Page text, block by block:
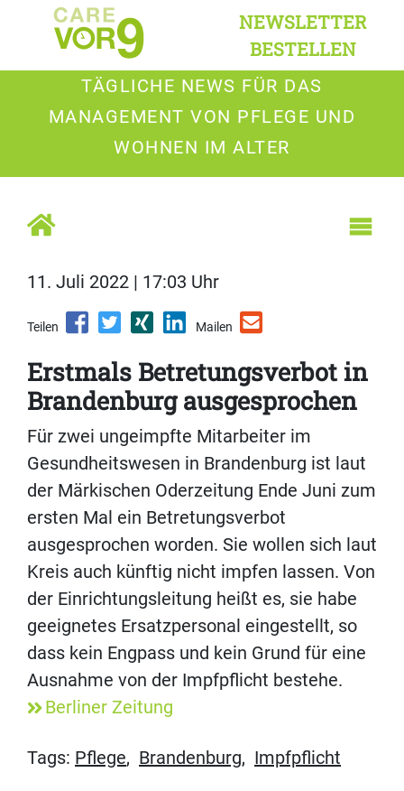
NEWSLETTER
BESTELLEN
TÄGLICHE NEWS FÜR DAS
MANAGEMENT VON PFLEGE UND
WOHNEN IM ALTER
11. Juli 2022 | 17:03 Uhr
Teilen Mailen
Erstmals Betretungsverbot in
Brandenburg ausgesprochen
Für zwei ungeimpfte Mitarbeiter im
Gesundheitswesen in Brandenburg ist laut
der Märkischen Oderzeitung Ende Juni zum
ersten Mal ein Betretungsverbot
ausgesprochen worden. Sie wollen sich laut
Kreis auch künftig nicht impfen lassen. Von
der Einrichtungsleitung heißt es, sie habe
geeignetes Ersatzpersonal eingestellt, so
dass kein Engpass und kein Grund für eine
Ausnahme von der Impfpflicht bestehe.
Berliner Zeitung
Tags: Pflege, Brandenburg, Impfpflicht